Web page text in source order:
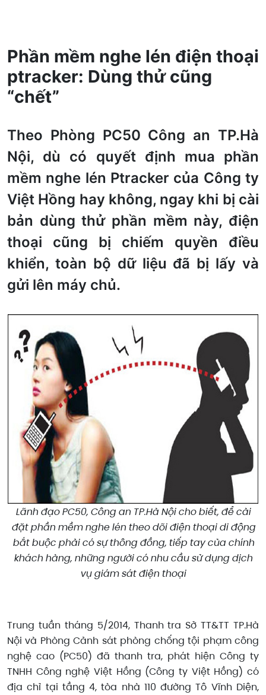
Phần mềm nghe lén điện thoại
ptracker: Dùng thử cũng
“chết”
Theo Phòng PC50 Công an TP.Hà
Nội, dù có quyết định mua phần
mềm nghe lén Ptracker của Công ty
Việt Hồng hay không, ngay khi bị cài
bản dùng thử phần mềm này, điện
thoại cũng bị chiếm quyền điều
khiển, toàn bộ dữ liệu đã bị lấy và
gửi lên máy chủ.
Lãnh đạo PC50, Công an TP.Hà Nội cho biết, để cài
đặt phần mềm nghe lén theo dõi điện thoại di động
bắt buộc phải có sự thông đồng, tiếp tay của chính
khách hàng, những người có nhu cầu sử dụng dịch
vụ giám sát điện thoại
Trung tuần tháng 5/2014, Thanh tra Sở TT&TT TP.Hà
Nội và Phòng Cảnh sát phòng chống tội phạm công
nghệ cao (PC50) đã thanh tra, phát hiện Công ty
TNHH Công nghệ Việt Hồng (Công ty Việt Hồng) có
địa chỉ tại tầng 4, tòa nhà 110 đường Tô Vĩnh Diện,